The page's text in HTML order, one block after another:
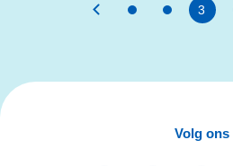
3
Volg ons